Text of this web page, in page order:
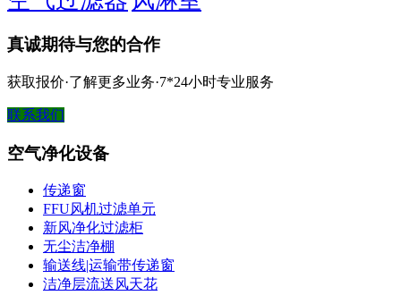
真诚期待与您的合作
获取报价·了解更多业务·7*24小时专业服务
联系我们
空气净化设备
传递窗
FFU风机过滤单元
新风净化过滤柜
无尘洁净棚
输送线|运输带传递窗
洁净层流送风天花